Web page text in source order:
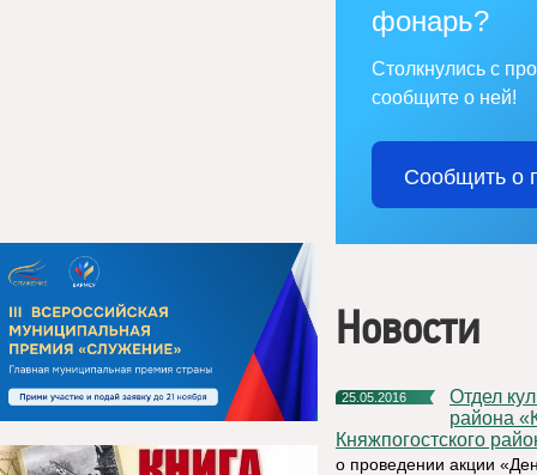
фонарь?
Столкнулись с
сообщите о ней!
Сообщить о
Новости
25.05.2016
Отдел культуры и спорта администрации муниципального
района
Княжпогостского
о проведении акции